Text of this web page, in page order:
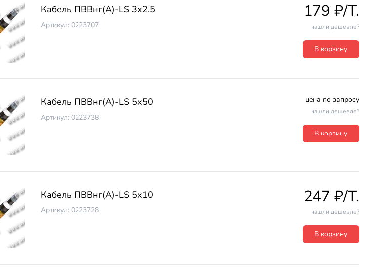
Кабель ПВВнг(А)-LS 3х2.5
Артикул: 0223707
179 ₽/T.
нашли дешевле?
В корзину
Кабель ПВВнг(А)-LS 5х50
Артикул: 0223738
цена по запросу
нашли дешевле?
В корзину
Кабель ПВВнг(А)-LS 5х10
Артикул: 0223728
247 ₽/T.
нашли дешевле?
В корзину